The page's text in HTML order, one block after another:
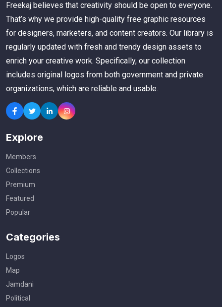
Freekaj believes that creativity should be open to everyone.
That’s why we provide high-quality free graphic resources
for designers, marketers, and content creators. Our library is
regularly updated with fresh and trendy design assets to
enrich your creative work. Specifically, our collection
includes original logos from both government and private
organizations, which are reliable and usable.
Explore
Members
Collections
Premium
Featured
Popular
Categories
Logos
Map
Jamdani
Political